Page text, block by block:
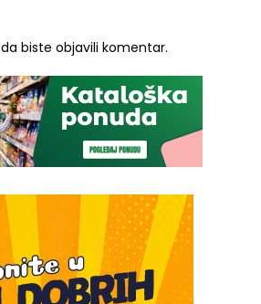
da biste objavili komentar.